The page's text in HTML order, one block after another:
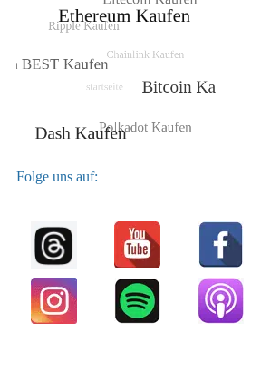
Folge uns auf: